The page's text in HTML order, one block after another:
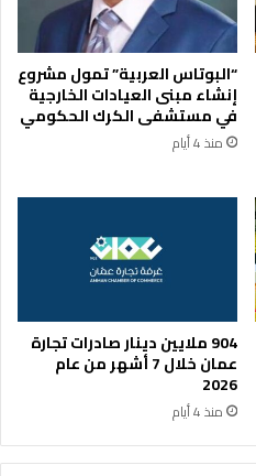
“البوتاس العربية” تمول مشروع
إنشاء مبنى العيادات الخارجية
في مستشفى الكرك الحكومي
منذ 4 أيام
904 ملايين دينار صادرات تجارة
عمان خلال 7 أشهر من عام
2026
منذ 4 أيام